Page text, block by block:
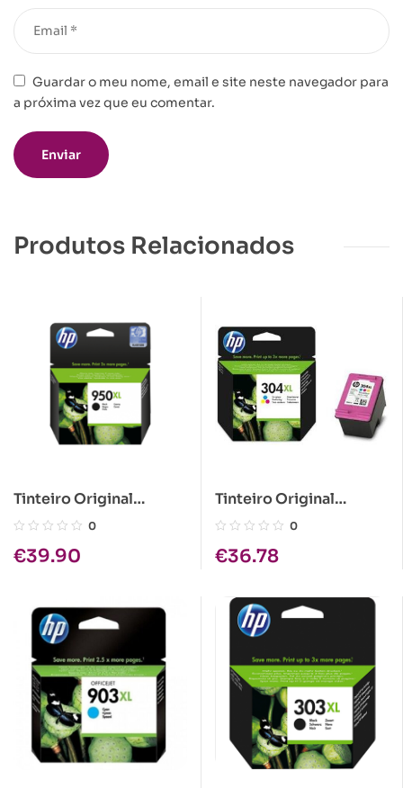
Guardar o meu nome, email e site neste navegador para
a próxima vez que eu comentar.
Produtos Relacionados
Tinteiro Original
HP950XL Preto
0
€39.90
Tinteiro Original
HP304XL Tricolor
0
€36.78